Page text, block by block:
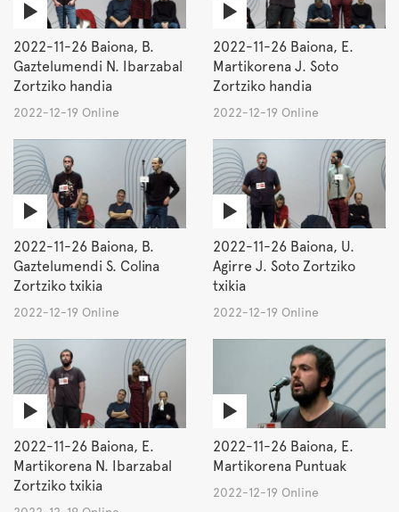
2022-11-26 Baiona, B.
Gaztelumendi N. Ibarzabal
Zortziko handia
2022-12-19 Online
2022-11-26 Baiona, E.
Martikorena J. Soto
Zortziko handia
2022-12-19 Online
2022-11-26 Baiona, B.
Gaztelumendi S. Colina
Zortziko txikia
2022-12-19 Online
2022-11-26 Baiona, U.
Agirre J. Soto Zortziko
txikia
2022-12-19 Online
2022-11-26 Baiona, E.
Martikorena N. Ibarzabal
Zortziko txikia
2022-11-26 Baiona, E.
Martikorena Puntuak
2022-12-19 Online